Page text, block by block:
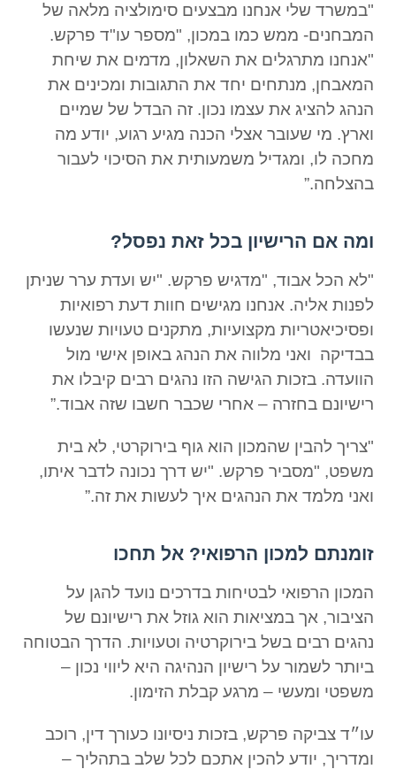
"במשרד שלי אנחנו מבצעים סימולציה מלאה של
המבחנים- ממש כמו במכון, "מספר עו"ד פרקש.
"אנחנו מתרגלים את השאלון, מדמים את שיחת
המאבחן, מנתחים יחד את התגובות ומכינים את
הנהג להציג את עצמו נכון. זה הבדל של שמיים
וארץ. מי שעובר אצלי הכנה מגיע רגוע, יודע מה
מחכה לו, ומגדיל משמעותית את הסיכוי לעבור
בהצלחה.”
ומה אם הרישיון בכל זאת נפסל?
"לא הכל אבוד, "מדגיש פרקש. "יש ועדת ערר שניתן
לפנות אליה. אנחנו מגישים חוות דעת רפואיות
ופסיכיאטריות מקצועיות, מתקנים טעויות שנעשו
בבדיקה ואני מלווה את הנהג באופן אישי מול
הוועדה. בזכות הגישה הזו נהגים רבים קיבלו את
רישיונם בחזרה – אחרי שכבר חשבו שזה אבוד.”
"צריך להבין שהמכון הוא גוף בירוקרטי, לא בית
משפט, "מסביר פרקש. "יש דרך נכונה לדבר איתו,
ואני מלמד את הנהגים איך לעשות את זה.”
זומנתם למכון הרפואי? אל תחכו
המכון הרפואי לבטיחות בדרכים נועד להגן על
הציבור, אך במציאות הוא גוזל את רישיונם של
נהגים רבים בשל בירוקרטיה וטעויות. הדרך הבטוחה
ביותר לשמור על רישיון הנהיגה היא ליווי נכון –
משפטי ומעשי – מרגע קבלת הזימון.
עו״ד צביקה פרקש, בזכות ניסיונו כעורך דין, רוכב
ומדריך, יודע להכין אתכם לכל שלב בתהליך –